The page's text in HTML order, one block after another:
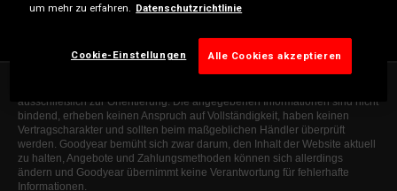
ausschließlich zur Orientierung. Die angegebenen Informationen sind nicht
bindend, erheben keinen Anspruch auf Vollständigkeit, haben keinen
Vertragscharakter und sollten beim maßgeblichen Händler überprüft
werden. Goodyear bemüht sich zwar darum, den Inhalt der Website aktuell
zu halten, Angebote und Zahlungsmethoden können sich allerdings
ändern und Goodyear übernimmt keine Verantwortung für fehlerhafte
Informationen.
um mehr zu erfahren.
Datenschutzrichtlinie
Cookie-Einstellungen Alle Cookies akzeptieren